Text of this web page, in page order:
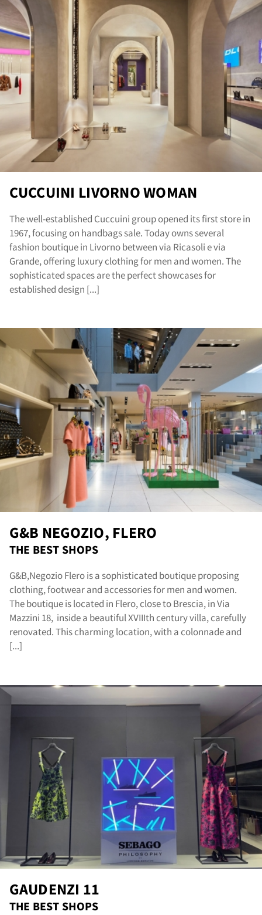
CUCCUINI LIVORNO WOMAN
The well-established Cuccuini group opened its first store in
1967, focusing on handbags sale. Today owns several
fashion boutique in Livorno between via Ricasoli e via
Grande, offering luxury clothing for men and women. The
sophisticated spaces are the perfect showcases for
established design [...]
G&B NEGOZIO, FLERO
THE BEST SHOPS
G&B,Negozio Flero is a sophisticated boutique proposing
clothing, footwear and accessories for men and women.
The boutique is located in Flero, close to Brescia, in Via
Mazzini 18, inside a beautiful XVIIIth century villa, carefully
renovated. This charming location, with a colonnade and
[...]
GAUDENZI 11
THE BEST SHOPS